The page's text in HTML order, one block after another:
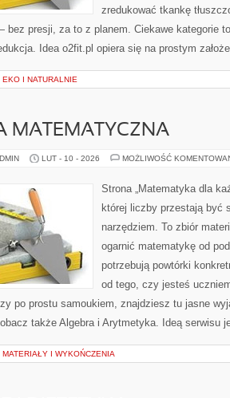
zredukować tkankę
bez presji, za to z planem. Ciekawe kategorie
Idea o2fit.pl opiera się na prostym
EKO I NATURALNIE
MATEMATYCZNA
LUT - 10 - 2026 MOŻLIWOŚĆ
Strona „Matematyka dla
której liczby przestają być
narzędziem. To zbiór
ogarnić matematykę od
potrzebują powtórki
od tego, czy jesteś
po prostu samoukiem, znajdziesz tu jasne
także Algebra i Arytmetyka. Ideą serwisu
MATERIAŁY I WYKOŃCZENIA